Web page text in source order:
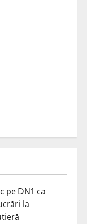
pe DN1 ca
la